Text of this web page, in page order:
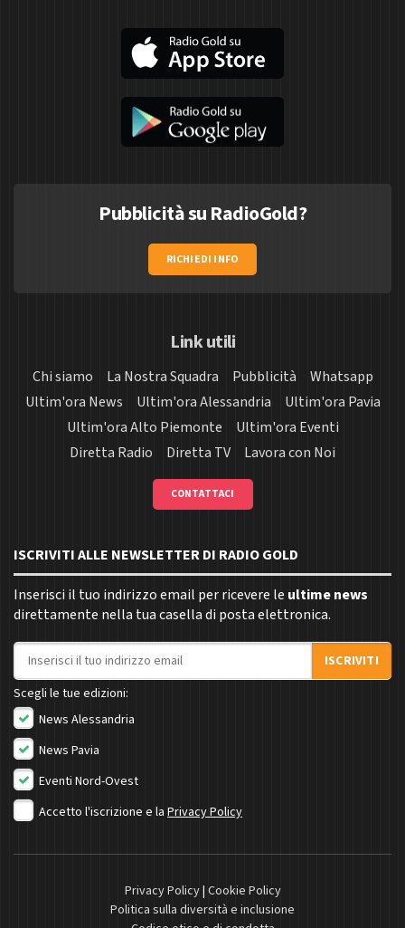
Pubblicità su RadioGold?
RICHIEDI INFO
Link utili
Chi siamo La Nostra Squadra Pubblicità
Whatsapp
Ultim'ora News
Ultim'ora Alessandria
Ultim'ora Pavia
Ultim'ora Alto Piemonte
Ultim'ora Eventi
Diretta Radio
Diretta TV Lavora con Noi
CONTATTACI
ISCRIVITI ALLE NEWSLETTER DI RADIO GOLD
Inserisci il tuo indirizzo email per ricevere le ultime news
direttamente nella tua casella di posta elettronica.
Indirizzo email
ISCRIVITI
Scegli le tue edizioni:
News Alessandria
News Pavia
Eventi Nord-Ovest
Accetto l'iscrizione e la Privacy Policy
Privacy Policy| Cookie Policy
Politica sulla diversità e inclusione